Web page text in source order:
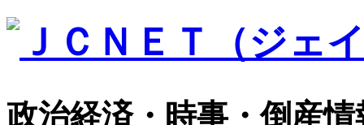
政治経済・時事・倒産